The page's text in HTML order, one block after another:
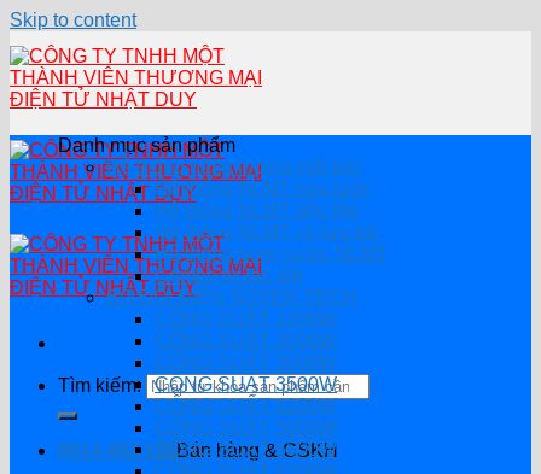
Skip to content
Tìm kiếm:
0914.482.135Bán hàng & CSKH
Danh mục sản phẩm
Hệ thống năng lượng mặt trời
Hệ thống NLMT hòa lưới
Hệ thông NLMT độc lập
Hệ thống NLMT có lưu trữ
Hệ thống bơm nước NLMT
Combo tự lắp đặt
BỘ ĐỔI ĐIỆN SOYER TECH
CÔNG SUẤT 1200W
CÔNG SUẤT 2000W
CÔNG SUẤT 3000W
CÔNG SUẤT 3500W
CÔNG SUẤT 4200W
CÔNG SUẤT 5000W
CÔNG SUẤT 5500W